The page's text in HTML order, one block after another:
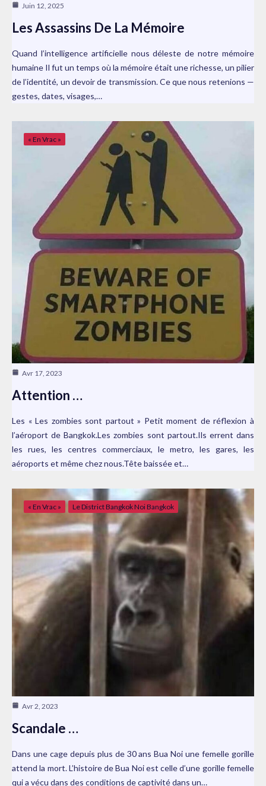
Juin 12, 2025
Les Assassins De La Mémoire
Quand l’intelligence artificielle nous déleste de notre mémoire
humaine Il fut un temps où la mémoire était une richesse, un pilier
de l’identité, un devoir de transmission. Ce que nous retenions —
gestes, dates, visages,…
« En Vrac »
Avr 17, 2023
Attention …
Les « Les zombies sont partout » Petit moment de réflexion à
l’aéroport de Bangkok.Les zombies sont partout.Ils errent dans
les rues, les centres commerciaux, le metro, les gares, les
aéroports et même chez nous.Tête baissée et…
« En Vrac » Le District Bangkok Noi Bangkok
Avr 2, 2023
Scandale …
Dans une cage depuis plus de 30 ans Bua Noi une femelle gorille
attend la mort. L’histoire de Bua Noi est celle d’une gorille femelle
qui a vécu dans des conditions de captivité dans un…